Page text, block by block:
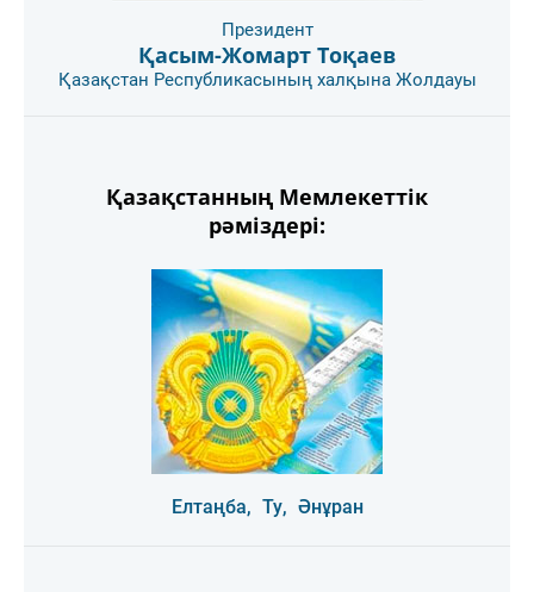
Президент
Қасым-Жомарт Тоқаев
Қазақстан Республикасының халқына Жолдауы
Қазақстанның Мемлекеттік
рәміздері:
Елтаңба, Ту, Әнұран